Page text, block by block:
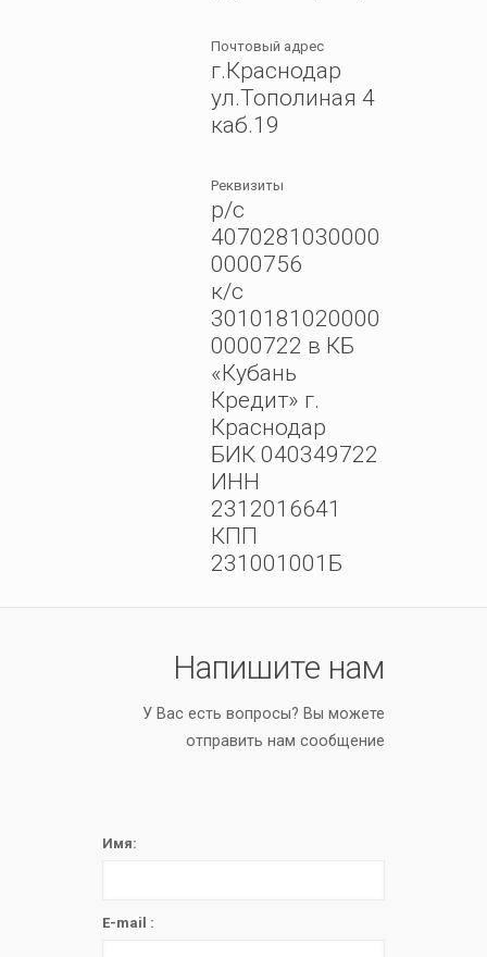
Почтовый адрес
г.Краснодар
ул.Тополиная 4
каб.19
Реквизиты
р/с
4070281030000
0000756
к/с
3010181020000
0000722 в КБ
«Кубань
Кредит» г.
Краснодар
БИК 040349722
ИНН
2312016641
КПП
231001001Б
Напишите нам
У Вас есть вопросы? Вы можете
отправить нам сообщение
Имя:
E-mail :